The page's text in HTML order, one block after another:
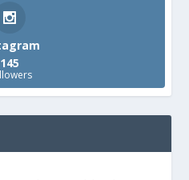
145